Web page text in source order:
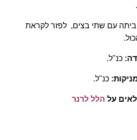
עם שתי בצים, לפזר לקראת
כנ"ל.
כנ"ל.
על הלל לרנר